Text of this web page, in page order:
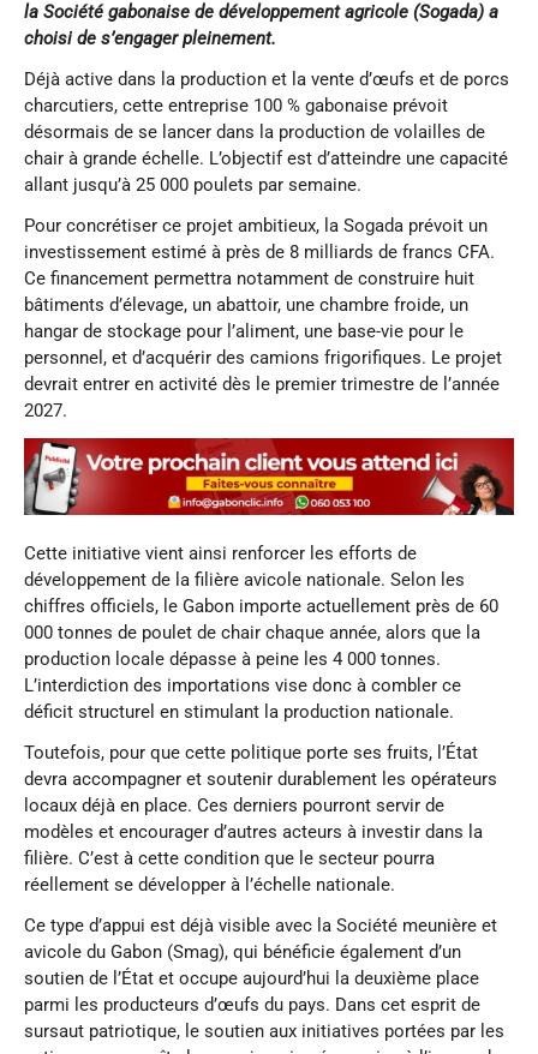
la Société gabonaise de développement agricole (Sogada) a
choisi de s’engager pleinement.
Déjà active dans la production et la vente d’œufs et de porcs
charcutiers, cette entreprise 100 % gabonaise prévoit
désormais de se lancer dans la production de volailles de
chair à grande échelle. L’objectif est d’atteindre une capacité
allant jusqu’à 25 000 poulets par semaine.
Pour concrétiser ce projet ambitieux, la Sogada prévoit un
investissement estimé à près de 8 milliards de francs CFA.
Ce financement permettra notamment de construire huit
bâtiments d’élevage, un abattoir, une chambre froide, un
hangar de stockage pour l’aliment, une base-vie pour le
personnel, et d’acquérir des camions frigorifiques. Le projet
devrait entrer en activité dès le premier trimestre de l’année
2027.
Cette initiative vient ainsi renforcer les efforts de
développement de la filière avicole nationale. Selon les
chiffres officiels, le Gabon importe actuellement près de 60
000 tonnes de poulet de chair chaque année, alors que la
production locale dépasse à peine les 4 000 tonnes.
L’interdiction des importations vise donc à combler ce
déficit structurel en stimulant la production nationale.
Toutefois, pour que cette politique porte ses fruits, l’État
devra accompagner et soutenir durablement les opérateurs
locaux déjà en place. Ces derniers pourront servir de
modèles et encourager d’autres acteurs à investir dans la
filière. C’est à cette condition que le secteur pourra
réellement se développer à l’échelle nationale.
Ce type d’appui est déjà visible avec la Société meunière et
avicole du Gabon (Smag), qui bénéficie également d’un
soutien de l’État et occupe aujourd’hui la deuxième place
parmi les producteurs d’œufs du pays. Dans cet esprit de
sursaut patriotique, le soutien aux initiatives portées par les